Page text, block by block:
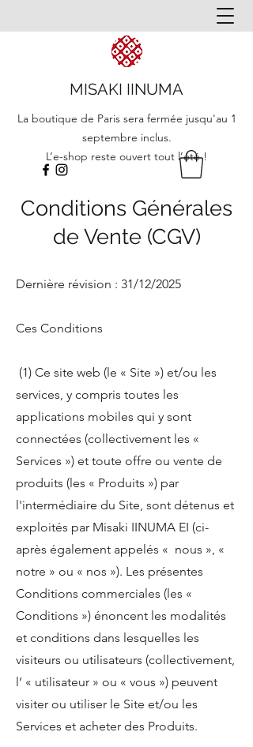
MISAKI IINUMA
La boutique de Paris sera fermée jusqu'au 1
septembre inclus.
L’e-shop reste ouvert tout l’été !
Conditions Générales
de Vente (CGV)​​
Dernière révision : 31/12/2025
Ces Conditions
(1) Ce site web (le « Site ») et/ou les
services, y compris toutes les
applications mobiles qui y sont
connectées (collectivement les «
Services ») et toute offre ou vente de
produits (les « Produits ») par
l'intermédiaire du Site, sont détenus et
exploités par Misaki IINUMA EI (ci-
après également appelés « nous », «
notre » ou « nos »). Les présentes
Conditions commerciales (les «
Conditions ») énoncent les modalités
et conditions dans lesquelles les
visiteurs ou utilisateurs (collectivement,
l’ « utilisateur » ou « vous ») peuvent
visiter ou utiliser le Site et/ou les
Services et acheter des Produits.